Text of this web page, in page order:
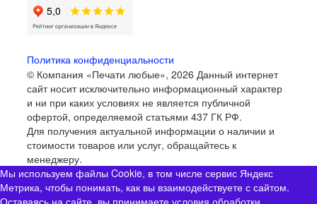
Политика конфиденциальности
© Компания «Печати любые», 2026 Данный интернет
сайт носит исключительно информационный характер
и ни при каких условиях не является публичной
офертой, определяемой статьями 437 ГК РФ.
Для получения актуальной информации о наличии и
стоимости товаров или услуг, обращайтесь к
менеджеру.
Мы используем файлы Cookie, в том числе сервис Яндекс
Метрика, чтобы понимать, как вы взаимодействуете с сайтом.